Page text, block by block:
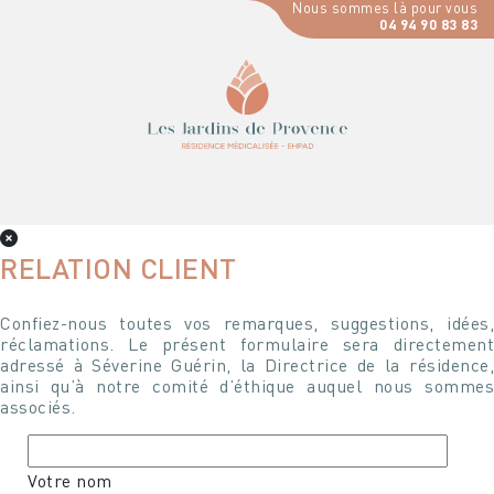
Nous sommes là pour vous
04 94 90 83 83
RELATION CLIENT
Confiez-nous toutes vos remarques, suggestions, idées,
réclamations. Le présent formulaire sera directement
adressé à Séverine Guérin, la Directrice de la résidence,
ainsi qu’à notre comité d’éthique auquel nous sommes
associés.
Votre nom